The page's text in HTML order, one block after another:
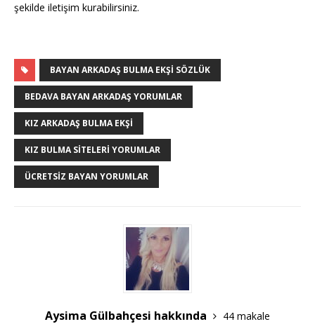
şekilde iletişim kurabilirsiniz.
BAYAN ARKADAŞ BULMA EKŞI SÖZLÜK
BEDAVA BAYAN ARKADAŞ YORUMLAR
KIZ ARKADAŞ BULMA EKŞI
KIZ BULMA SITELERI YORUMLAR
ÜCRETSIZ BAYAN YORUMLAR
Aysima Gülbahçesi hakkında
44 makale